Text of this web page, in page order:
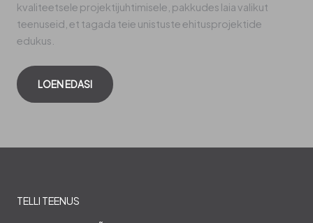
kvaliteetsele projektijuhtimisele, pakkudes laia valikut
teenuseid, et tagada teie unistuste ehitusprojektide
edukus.
LOEN EDASI
TELLI TEENUS